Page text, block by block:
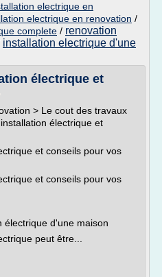
electrique en
electrique en renovation /
complete / renovation
installation electrique d'une
électrique et
> Le cout des travaux
électrique et
et conseils pour vos
et conseils pour vos
électrique d'une maison
peut être...